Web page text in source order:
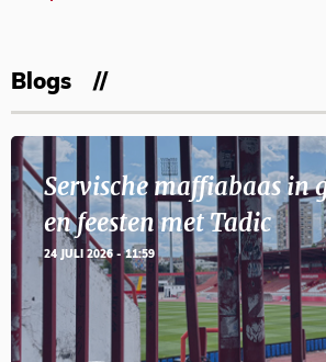
Blogs
Servische maffiabaas in
en feesten met Tadic
24 JULI 2026 - 11:59